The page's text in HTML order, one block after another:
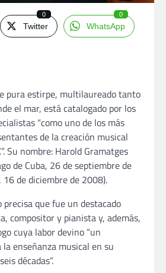
Twitter
0
WhatsApp
0
pura estirpe, multilaureado tanto
el mar, está catalogado por los
“como uno de los más
de la creación musical
Su nombre: Harold Gramatges
de Cuba, 26 de septiembre de
de diciembre de 2008).
que fue un destacado
compositor y pianista y, además,
cuya labor devino “un
enseñanza musical en su
décadas”.